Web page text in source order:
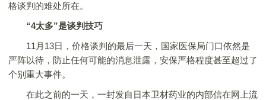
格谈判的难处所在。
“4太多”是谈判技巧
11月13日，价格谈判的最后一天，国家医保局门口依然是
严阵以待，防止任何可能的消息泄露，安保严格程度甚至超过了
个别重大事件。
在此之前的一天，一封发自日本卫材药业的内部信在网上流